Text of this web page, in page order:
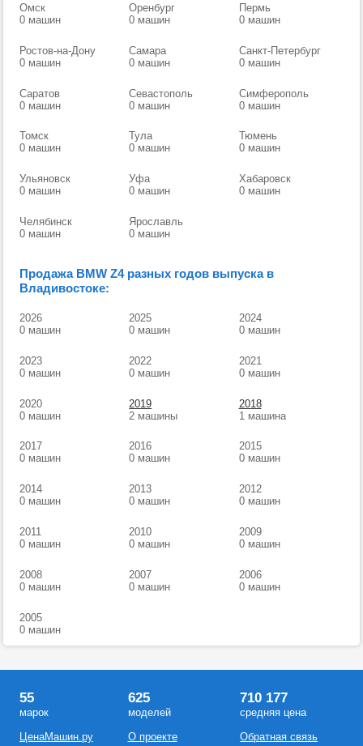
Омск
0 машин
Оренбург
0 машин
Пермь
0 машин
Ростов-на-Дону
0 машин
Самара
0 машин
Санкт-Петербург
0 машин
Саратов
0 машин
Севастополь
0 машин
Симферополь
0 машин
Томск
0 машин
Тула
0 машин
Тюмень
0 машин
Ульяновск
0 машин
Уфа
0 машин
Хабаровск
0 машин
Челябинск
0 машин
Ярославль
0 машин
Продажа BMW Z4 разных годов выпуска в
Владивостоке:
2026
0 машин
2025
0 машин
2024
0 машин
2023
0 машин
2022
0 машин
2021
0 машин
2020
0 машин
2019
2 машины
2018
1 машина
2017
0 машин
2016
0 машин
2015
0 машин
2014
0 машин
2013
0 машин
2012
0 машин
2011
0 машин
2010
0 машин
2009
0 машин
2008
0 машин
2007
0 машин
2006
0 машин
2005
0 машин
55
марок
ЦенаМашин.ру
625
моделей
О проекте
710 177
средняя цена
Обратная связь